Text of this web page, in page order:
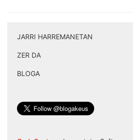
JARRI HARREMANETAN
ZER DA
BLOGA